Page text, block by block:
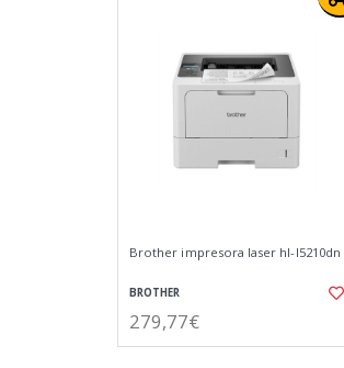
Brother impresora laser hl-l5210dn
BROTHER
279,77€